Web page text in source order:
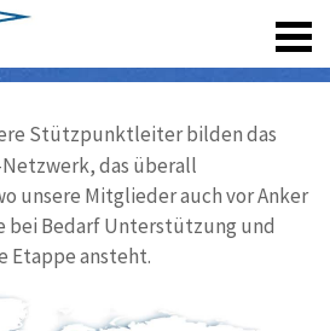
Stützpunktleiter bilden das
das überall
unsere Mitglieder auch vor Anker
bei Bedarf Unterstützung und
Etappe ansteht.